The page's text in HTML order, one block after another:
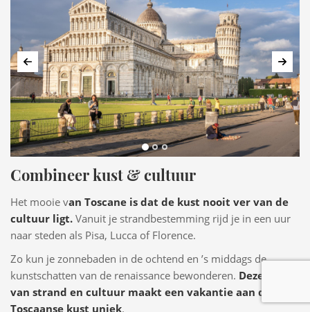
Vorige
Combineer kust & cultuur
Het mooie van Toscane is dat de kust nooit ver van de
cultuur ligt. Vanuit je strandbestemming rijd je in een uur
naar steden als Pisa, Lucca of Florence.
Zo kun je zonnebaden in de ochtend en ’s middags de
kunstschatten van de renaissance bewonderen. Deze mix
van strand en cultuur maakt een vakantie aan de
Toscaanse kust uniek.